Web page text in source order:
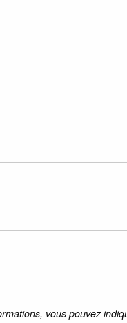
vous pouvez